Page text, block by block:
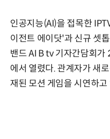
인공지능(AI)을 접목한
이전트 에이닷'과 신규 셋
밴드 AI B tv 기자간담회가
에서 열렸다. 관계자가 새
재된 모션 게임을 시연하고